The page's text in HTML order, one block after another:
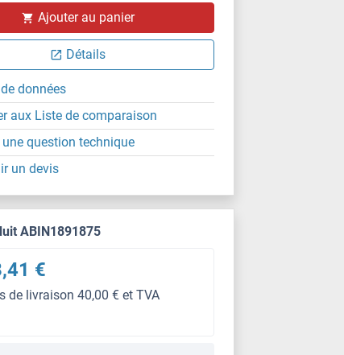
Ajouter au panier
Détails
données
aux Liste de comparaison
une question technique
un devis
ABIN1891875
€
de livraison 40,00 € et TVA